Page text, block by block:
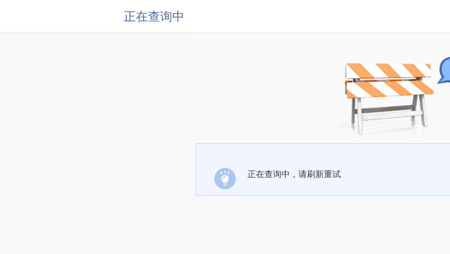
正在查询中
正在查询中，请刷新重试